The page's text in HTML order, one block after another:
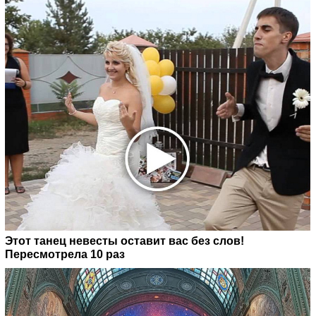
Этот танец невесты оставит вас без слов!
Пересмотрела 10 раз